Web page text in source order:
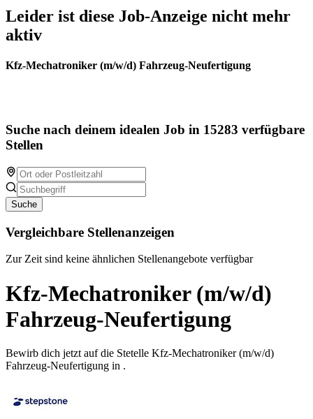
Leider ist diese Job-Anzeige nicht mehr
aktiv
Kfz-Mechatroniker (m/w/d) Fahrzeug-Neufertigung
Suche nach deinem idealen Job in 15283 verfügbare
Stellen
Suche
Vergleichbare Stellenanzeigen
Zur Zeit sind keine ähnlichen Stellenangebote verfügbar
Kfz-Mechatroniker (m/w/d)
Fahrzeug-Neufertigung
Bewirb dich jetzt auf die Stetelle Kfz-Mechatroniker (m/w/d)
Fahrzeug-Neufertigung in .